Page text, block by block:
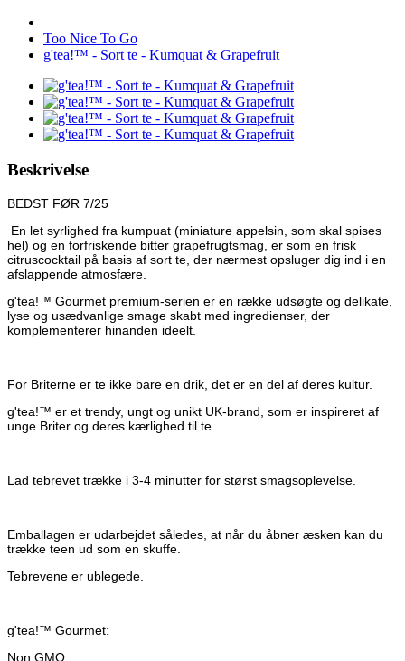
Too Nice To Go
g'tea!™ - Sort te - Kumquat & Grapefruit
Beskrivelse
BEDST FØR 7/25
En let syrlighed fra kumpuat (miniature appelsin, som skal spises
hel) og en forfriskende bitter grapefrugtsmag, er som en frisk
citruscocktail på basis af sort te, der nærmest opsluger dig ind i en
afslappende atmosfære.
g'tea!™ Gourmet premium-serien er en række udsøgte og delikate,
lyse og usædvanlige smage skabt med ingredienser, der
komplementerer hinanden ideelt.
For Briterne er te ikke bare en drik, det er en del af deres kultur.
g'tea!™ er et trendy, ungt og unikt UK-brand, som er inspireret af
unge Briter og deres kærlighed til te.
Lad tebrevet trække i 3-4 minutter for størst smagsoplevelse.
Emballagen er udarbejdet således, at når du åbner æsken kan du
trække teen ud som en skuffe.
Tebrevene er ublegede.
g'tea!™ Gourmet:
Non GMO